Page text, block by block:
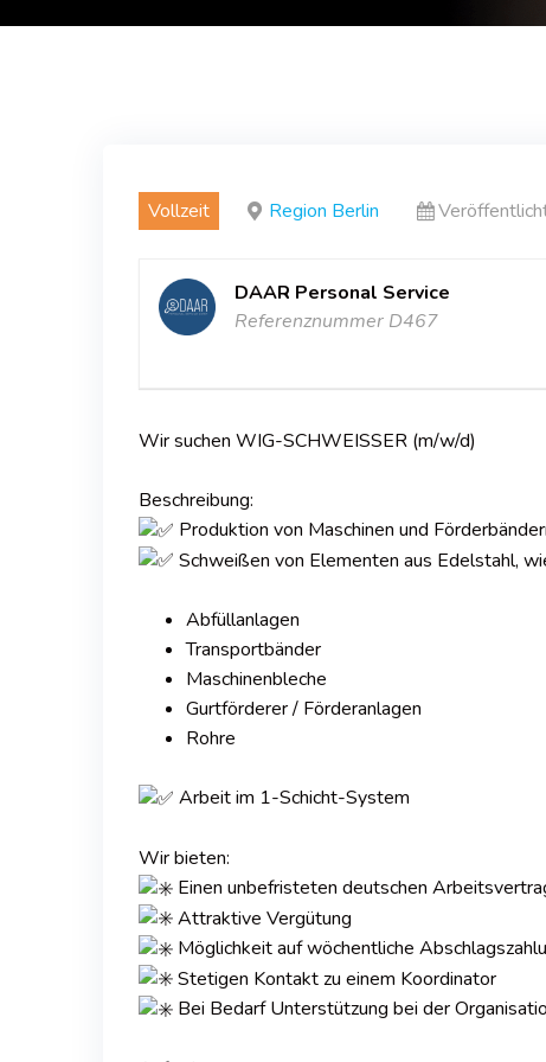
Vollzeit Region Berlin
DAAR Personal Service
Referenznummer D467
Wir suchen WIG-SCHWEISSER (m/w/d)
Beschreibung:
Produktion von Maschinen und
Schweißen von Elementen aus Edelstahl,
Abfüllanlagen
Transportbänder
Maschinenbleche
Gurtförderer / Förderanlagen
Rohre
Arbeit im 1-Schicht-System
Wir bieten:
Einen unbefristeten deutschen
Attraktive Vergütung
Möglichkeit auf wöchentliche
Stetigen Kontakt zu einem Koordinator
Bei Bedarf Unterstützung bei der